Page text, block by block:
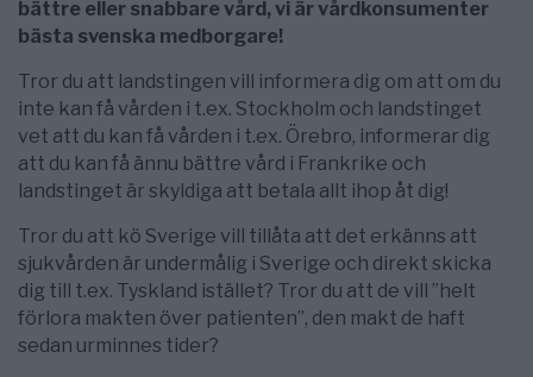
bättre eller snabbare vård, vi är vårdkonsumenter
bästa svenska medborgare!
Tror du att landstingen vill informera dig om att om du
inte kan få vården i t.ex. Stockholm och landstinget
vet att du kan få vården i t.ex. Örebro, informerar dig
att du kan få ännu bättre vård i Frankrike och
landstinget är skyldiga att betala allt ihop åt dig!
Tror du att kö Sverige vill tillåta att det erkänns att
sjukvården är undermålig i Sverige och direkt skicka
dig till t.ex. Tyskland istället? Tror du att de vill ”helt
förlora makten över patienten”, den makt de haft
sedan urminnes tider?